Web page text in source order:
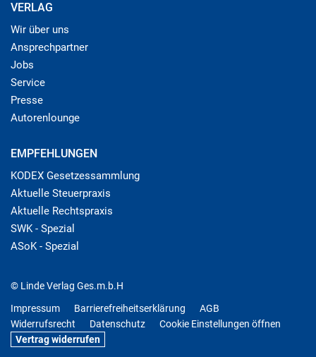
VERLAG
Wir über uns
Ansprechpartner
Jobs
Service
Presse
Autorenlounge
EMPFEHLUNGEN
KODEX Gesetzessammlung
Aktuelle Steuerpraxis
Aktuelle Rechtspraxis
SWK - Spezial
ASoK - Spezial
© Linde Verlag Ges.m.b.H
Impressum
Barrierefreiheitserklärung
AGB
Widerrufsrecht
Datenschutz
Cookie Einstellungen öffnen
Vertrag widerrufen